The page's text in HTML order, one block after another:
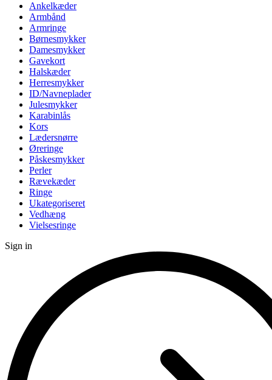
Ankelkæder
Armbånd
Armringe
Børnesmykker
Damesmykker
Gavekort
Halskæder
Herresmykker
ID/Navneplader
Julesmykker
Karabinlås
Kors
Lædersnørre
Øreringe
Påskesmykker
Perler
Rævekæder
Ringe
Ukategoriseret
Vedhæng
Vielsesringe
Sign in